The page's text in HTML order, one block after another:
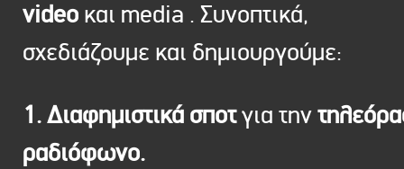
video και media . Συνοπτικά,
σχεδιάζουμε και δημιουργούμε:
1. Διαφημιστικά σποτγια την
ραδιόφωνο.